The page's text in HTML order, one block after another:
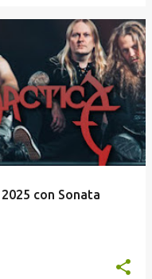
con Sonata